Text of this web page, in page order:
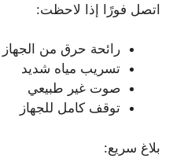
اتصل فورًا إذا لاحظت:
رائحة حرق من الجهاز
تسريب مياه شديد
صوت غير طبيعي
توقف كامل للجهاز
بلاغ سريع: